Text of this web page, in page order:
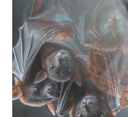
Etiam est nibh, lobortis
Praesent euismod ac
Ut mollis pellentesque
Nullam eu erat
Donec quis est ac felis
Orci varius natoque